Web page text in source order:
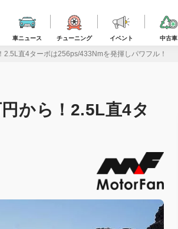
車ニュース チューニング イベント 中古車
直4ターボは256ps/433Nmを発揮しパワフル！
から！2.5L直4タ